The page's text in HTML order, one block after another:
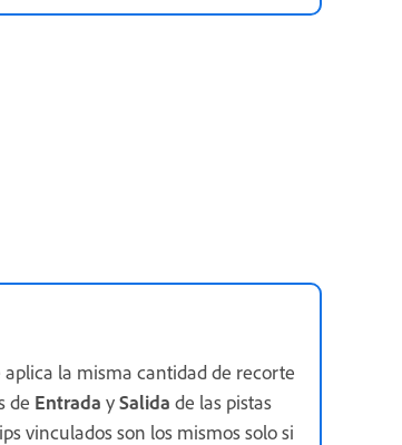
aplica la misma cantidad de recorte
de Entrada ySalida de las pistas
vinculados son los mismos solo si